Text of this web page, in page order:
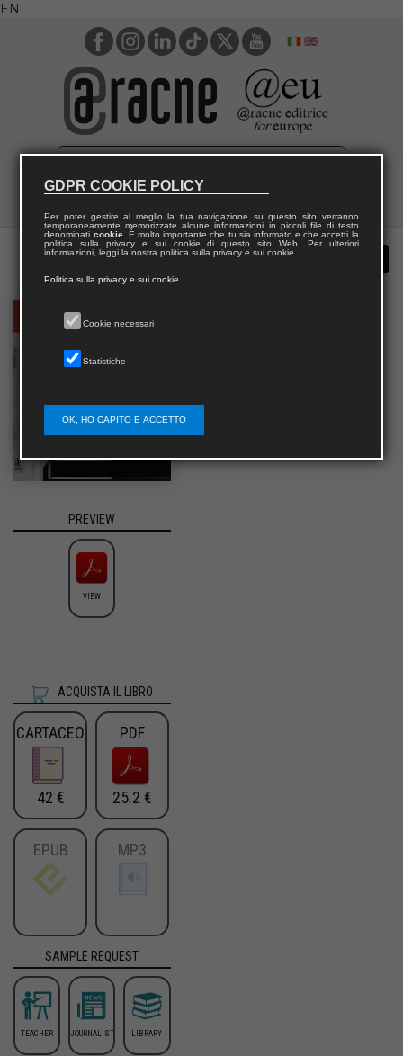
EN
PREVIEW
VIEW
ACQUISTA IL LIBRO
CARTACEO
42 €
PDF
25.2 €
EPUB MP3
SAMPLE REQUEST
TEACHER JOURNALIST LIBRARY
GDPR COOKIE POLICY
Per poter gestire al meglio la tua navigazione su questo sito verranno
temporaneamente memorizzate alcune informazioni in piccoli file di testo
denominati cookie. È molto importante che tu sia informato e che accetti la
politica sulla privacy e sui cookie di questo sito Web. Per ulteriori
informazioni, leggi la nostra politica sulla privacy e sui cookie.
Politica sulla privacy e sui cookie
Cookie necessari
Statistiche
OK, HO CAPITO E ACCETTO